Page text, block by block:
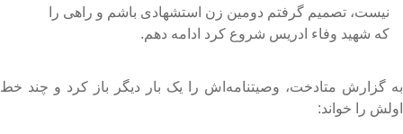
نیست، تصمیم گرفتم دومین زن استشهادی باشم و راهی را
که شهید وفاء ادریس شروع کرد ادامه دهم.
گزارش متادخت، وصیتنامه‌اش را یک بار دیگر باز کرد و چند خط
را خواند: